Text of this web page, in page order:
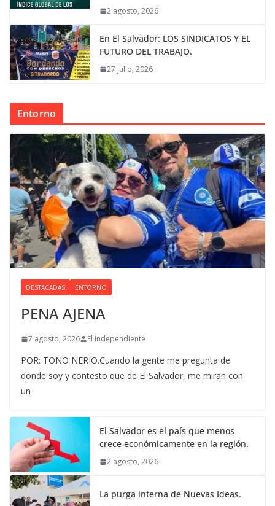
2 agosto, 2026
En El Salvador: LOS SINDICATOS Y EL
FUTURO DEL TRABAJO.
27 julio, 2026
Entorno
DESTACADAS ENTORNO
PENA AJENA
7 agosto, 2026 El Independiente
POR: TOÑO NERIO.Cuando la gente me pregunta de
donde soy y contesto que de El Salvador, me miran con
un
El Salvador es el país que menos
crece económicamente en la región.
2 agosto, 2026
La purga interna de Nuevas Ideas.